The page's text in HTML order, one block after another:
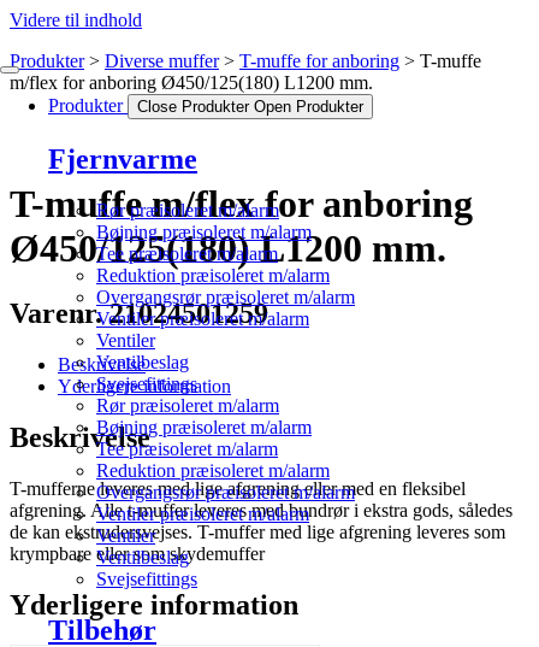
Videre til indhold
Produkter Close Produkter Open Produkter
Fjernvarme
Rør præisoleret m/alarm
Bøjning præisoleret m/alarm
Tee præisoleret m/alarm
Reduktion præisoleret m/alarm
Overgangsrør præisoleret m/alarm
Ventiler præisoleret m/alarm
Ventiler
Ventilbeslag
Svejsefittings
Rør præisoleret m/alarm
Bøjning præisoleret m/alarm
Tee præisoleret m/alarm
Reduktion præisoleret m/alarm
Overgangsrør præisoleret m/alarm
Ventiler præisoleret m/alarm
Ventiler
Ventilbeslag
Svejsefittings
Tilbehør
Produkter Diverse muffer T-muffe for anboring
T-muffe
m/flex for anboring Ø450/125(180) L1200 mm.
T-muffe m/flex for anboring
Ø450/125(180) L1200 mm.
Varenr. 21024501259
Beskrivelse
Yderligere information
Beskrivelse
T-mufferne leveres med lige afgrening eller med en fleksibel
afgrening. Alle t-muffer leveres med bundrør i ekstra gods, således
de kan ekstrudersvejses. T-muffer med lige afgrening leveres som
krympbare eller som skydemuffer
Yderligere information